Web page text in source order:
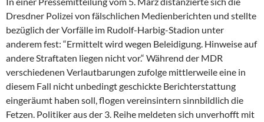
Dresdner Polizei von fälschlichen Medienberichten und stellte
bezüglich der Vorfälle im Rudolf-Harbig-Stadion unter
anderem fest: “Ermittelt wird wegen Beleidigung. Hinweise auf
andere Straftaten liegen nicht vor.“ Während der MDR
verschiedenen Verlautbarungen zufolge mittlerweile eine in
diesem Fall nicht unbedingt geschickte Berichterstattung
eingeräumt haben soll, flogen vereinsintern sinnbildlich die
Fetzen. Politiker aus der 3. Reihe meldeten sich unverhofft mit